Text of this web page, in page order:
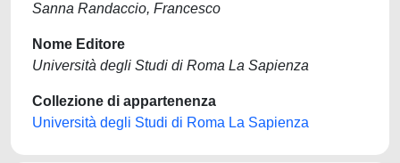
Sanna Randaccio, Francesco
Nome Editore
Università degli Studi di Roma La Sapienza
Collezione di appartenenza
Università degli Studi di Roma La Sapienza